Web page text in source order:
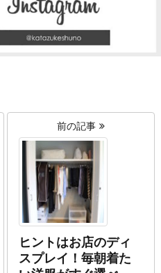
前の記事
ヒントはお店のディ
スプレイ！毎朝着た